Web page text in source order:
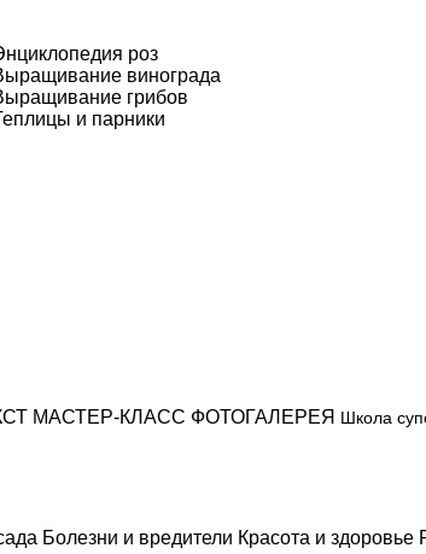
роз
винограда
грибов
и парники
МАСТЕР-КЛАСС ФОТОГАЛЕРЕЯ Школа
Болезни и вредители Красота и здоровье